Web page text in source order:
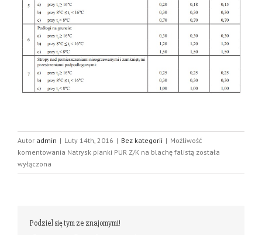
Autor admin | Luty 14th, 2016 | Bez kategorii | Możliwość
komentowania Natrysk pianki PUR Z/K na blachę falistą została
wyłączona
Podziel się tym ze znajomymi!